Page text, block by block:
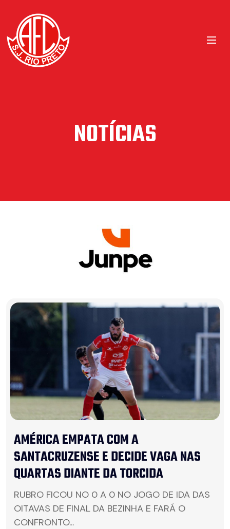
NOTÍCIAS
AMÉRICA EMPATA COM A
SANTACRUZENSE E DECIDE VAGA NAS
QUARTAS DIANTE DA TORCIDA
RUBRO FICOU NO 0 A 0 NO JOGO DE IDA DAS
OITAVAS DE FINAL DA BEZINHA E FARÁ O
CONFRONTO...